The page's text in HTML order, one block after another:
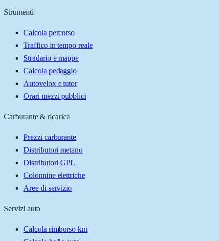
Strumenti
Calcola percorso
Traffico in tempo reale
Stradario e mappe
Calcola pedaggio
Autovelox e tutor
Orari mezzi pubblici
Carburante & ricarica
Prezzi carburante
Distributori metano
Distributori GPL
Colonnine elettriche
Aree di servizio
Servizi auto
Calcola rimborso km